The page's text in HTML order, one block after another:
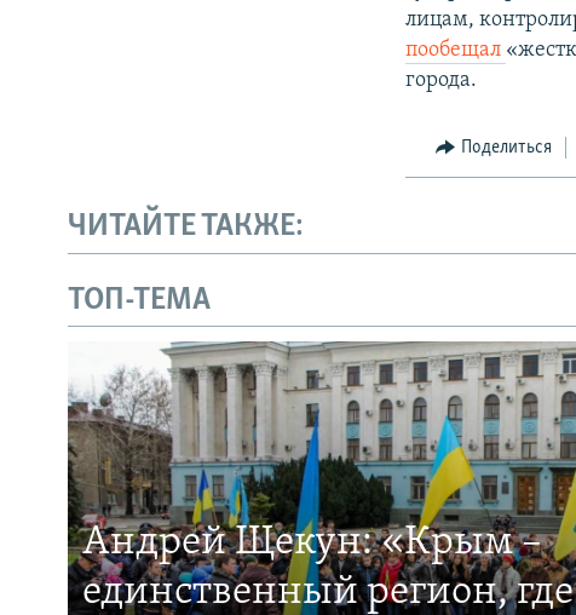
лицам,
пообещал
города.
Поделиться
ЧИТАЙТЕ ТАКЖЕ:
ТОП-ТЕМА
Андрей Щекун: «Крым –
единственный регион,